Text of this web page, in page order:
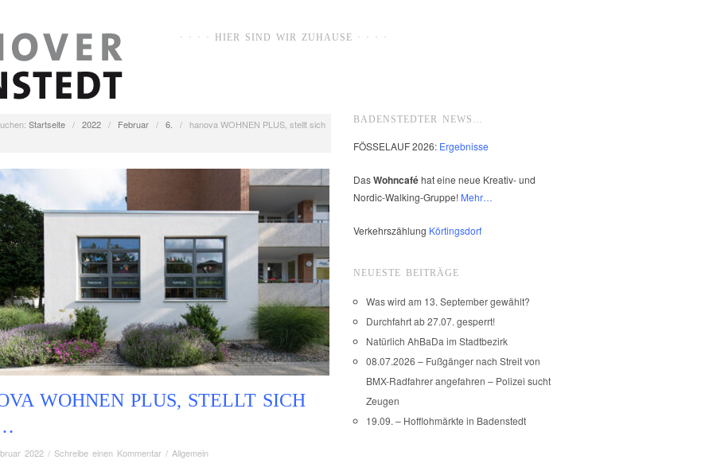
· · · · HIER SIND WIR ZUHAUSE · · · ·
Startseite / 2022 / Februar / 6. /
hanova WOHNEN PLUS, stellt sich
WOHNEN PLUS, STELLT SICH
2022 / Schreibe einen Kommentar / Allgemein
BADENSTEDTER NEWS…
FÖSSELAUF 2026: Ergebnisse
DasWohncaféhat eine neue Kreativ- und
Nordic-Walking-Gruppe! Mehr…
Verkehrszählung Körtingsdorf
NEUESTE BEITRÄGE
Was wird am 13. September gewählt?
Durchfahrt ab 27.07. gesperrt!
Natürlich AhBaDa im Stadtbezirk
08.07.2026 – Fußgänger nach Streit von
BMX-Radfahrer angefahren – Polizei sucht
Zeugen
19.09. – Hofflohmärkte in Badenstedt